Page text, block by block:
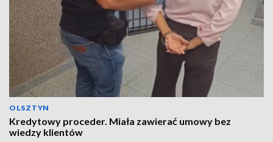
OLSZTYN
Kredytowy proceder. Miała zawierać umowy bez
wiedzy klientów